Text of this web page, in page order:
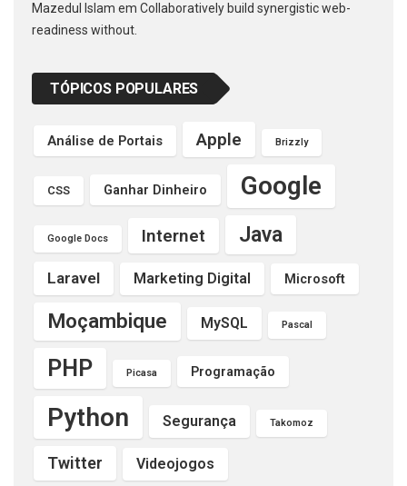
Mazedul Islam em Collaboratively build synergistic web-
readiness without.
TÓPICOS POPULARES
Análise de Portais Apple Brizzly
CSS Ganhar Dinheiro Google
Google Docs Internet Java
Laravel Marketing Digital Microsoft
Moçambique MySQL Pascal
PHP Picasa Programação
Python Segurança Takomoz
Twitter Videojogos